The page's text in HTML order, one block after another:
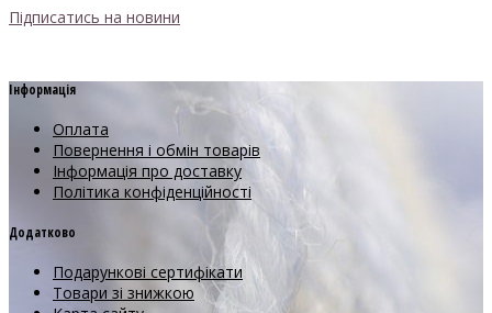
Підписатись на новини
Інформація
Оплата
Повернення і обмін товарів
Інформація про доставку
Політика конфіденційності
Додатково
Подарункові сертифікати
Товари зі знижкою